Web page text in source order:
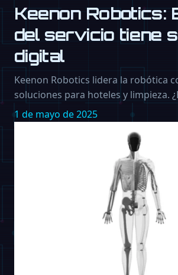
Keenon Robotics:
del servicio tiene
digital
Keenon Robotics lidera la robótica
soluciones para hoteles y limpieza.
1 de mayo de 2025